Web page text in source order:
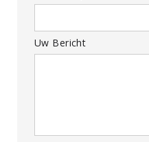
Uw Bericht